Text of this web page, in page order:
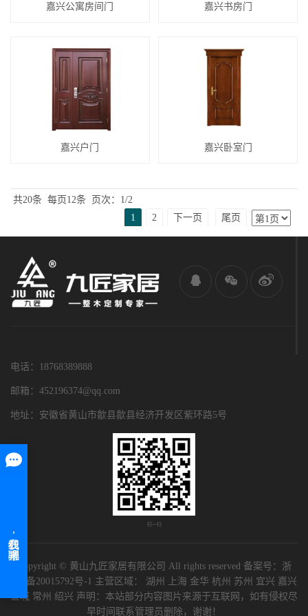
嘉兴公寓房间门 嘉兴书房门
嘉兴户门 嘉兴卧室门
共20条 每页12条
页次：1/2
1
2 下一页 尾页
电话：18768389888
邮箱：452196374@qq.com
地址：安徽省黄山市歙县歙县经济开发区紫环路5号
扫一扫
Copyright © 黄山九匠家居有限公司 All rights reserved 备案号： 浙
ICP备20015792号-1 主营区域： 湖州 上海 金华 杭州 苏州 宜兴 嘉兴
宣城 常州 绍兴 声明：本站部分内容图片来源于互联网，如有侵权尽
早时间联系管理员删除，谢谢！